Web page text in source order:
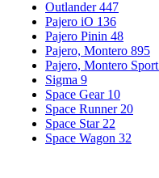
Outlander447
Pajero iO 136
Pajero Pinin 48
Pajero, Montero 895
Pajero, Montero Sport
Sigma 9
Space Gear 10
Space Runner 20
Space Star 22
Space Wagon 32